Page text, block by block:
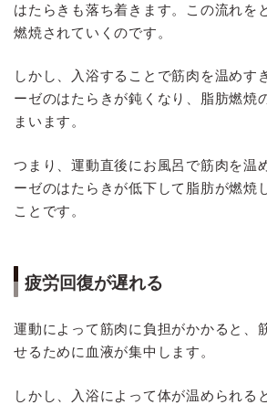
はたらきも落ち着きます。この流れを
燃焼されていくのです。
しかし、入浴することで筋肉を温めす
ーゼのはたらきが鈍くなり、脂肪燃焼
まいます。
つまり、運動直後にお風呂で筋肉を温
ーゼのはたらきが低下して脂肪が燃焼
ことです。
疲労回復が遅れる
運動によって筋肉に負担がかかると、
せるために血液が集中します。
しかし、入浴によって体が温められる